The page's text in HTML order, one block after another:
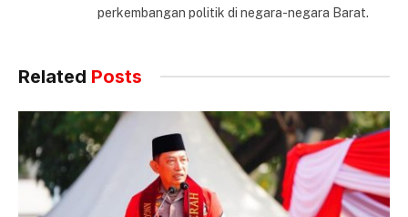
perkembangan politik di negara-negara Barat.
Related Posts